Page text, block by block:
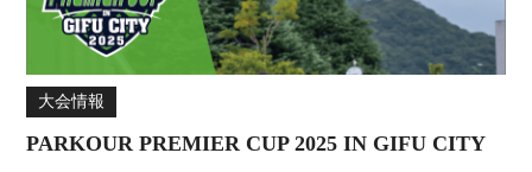
大会情報
PARKOUR PREMIER CUP 2025 IN GIFU CITY